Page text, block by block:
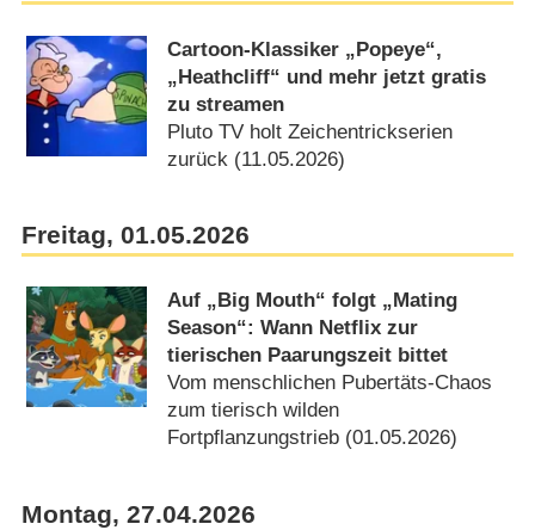
Cartoon-Klassiker „Popeye“,
„Heathcliff“ und mehr jetzt gratis
zu streamen
Pluto TV holt Zeichentrickserien
zurück (11.05.2026)
Freitag, 01.05.2026
Auf „Big Mouth“ folgt „Mating
Season“: Wann Netflix zur
tierischen Paarungszeit bittet
Vom menschlichen Pubertäts-Chaos
zum tierisch wilden
Fortpflanzungstrieb (01.05.2026)
Montag, 27.04.2026